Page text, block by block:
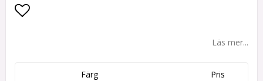
Läs mer...
Färg Pris